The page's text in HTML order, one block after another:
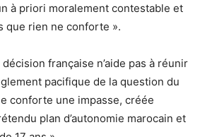
à priori moralement contestable et
que rien ne conforte ».
décision française n’aide pas à réunir
pacifique de la question du
conforte une impasse, créée
plan d’autonomie marocain et